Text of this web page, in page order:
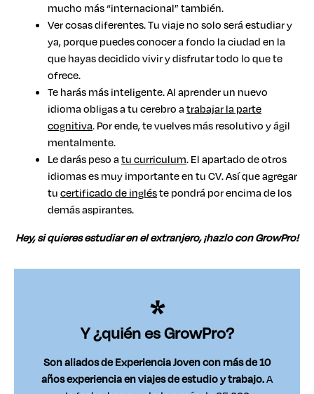
mucho más “internacional” también.
Ver cosas diferentes. Tu viaje no solo será estudiar y
ya, porque puedes conocer a fondo la ciudad en la
que hayas decidido vivir y disfrutar todo lo que te
ofrece.
Te harás más inteligente. Al aprender un nuevo
idioma obligas a tu cerebro atrabajar la parte
cognitiva. Por ende, te vuelves más resolutivo y ágil
mentalmente.
Le darás peso atu curriculum. El apartado de otros
idiomas es muy importante en tu CV. Así que agregar
tucertificado de ingléste pondrá por encima de los
demás aspirantes.
Hey, si quieres estudiar en el extranjero, ¡hazlo con GrowPro!
Y ¿quién es GrowPro?
Son aliados de Experiencia Joven con más de 10
años experiencia en viajes de estudio y trabajo.A